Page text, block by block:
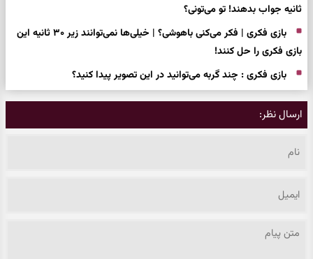
ثانیه جواب بدهند! تو می‌تونی؟
بازی فکری | فکر می‌کنی باهوشی؟ | خیلی‌ها نمی‌توانند زیر ۳۰ ثانیه این
بازی فکری را حل کنند!
بازی فکری : چند گربه می‌توانید در این تصویر پیدا کنید؟
ارسال نظر: